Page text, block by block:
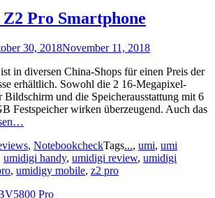
Pro Smartphone
30, 2018November 11, 2018
in diversen China-Shops für einen Preis der
erhältlich. Sowohl die 2 16-Megapixel-
Bildschirm und die Speicherausstattung mit 6
Festspeicher wirken überzeugend. Auch das
, NotebookcheckTags..., umi, umi
umidigi handy, umidigi review, umidigi
, umidigy mobile, z2 pro